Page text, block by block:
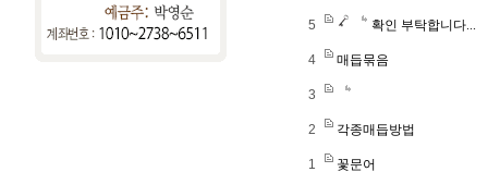
5 확인 부탁합니다...
4 매듭묶음
3
2 각종매듭방법
1 꽃문어